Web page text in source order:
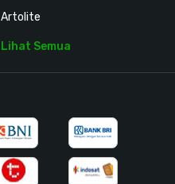
Artolite
Lihat Semua